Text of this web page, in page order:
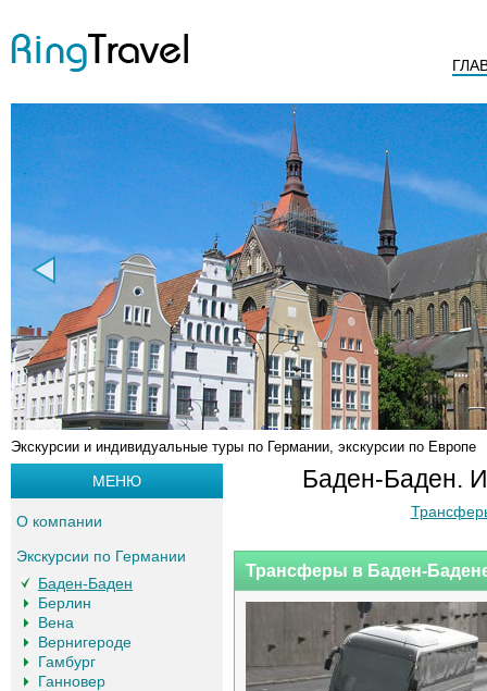
Экскурсии и индивидуальные туры по Германии, экскурсии по Европе
Баден-Баден.
Трансферы в Баден-
МЕНЮ
О компании
Экскурсии по Германии
Баден-Баден
Берлин
Вена
Вернигероде
Гамбург
Ганновер